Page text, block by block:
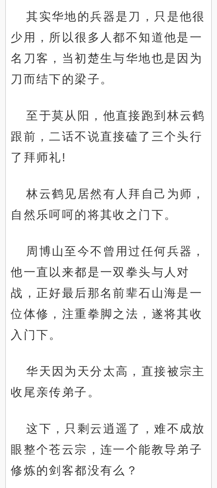
其实华地的兵器是刀，只是他很
少用，所以很多人都不知道他是一
名刀客，当初楚生与华地也是因为
刀而结下的梁子。
至于莫从阳，他直接跑到林云鹤
跟前，二话不说直接磕了三个头行
了拜师礼!
林云鹤见居然有人拜自己为师，
自然乐呵呵的将其收之门下。
周博山至今不曾用过任何兵器，
他一直以来都是一双拳头与人对
战，正好最后那名前辈石山海是一
位体修，注重拳脚之法，遂将其收
入门下。
华天因为天分太高，直接被宗主
收尾亲传弟子。
这下，只剩云逍遥了，难不成放
眼整个苍云宗，连一个能教导弟子
修炼的剑客都没有么？